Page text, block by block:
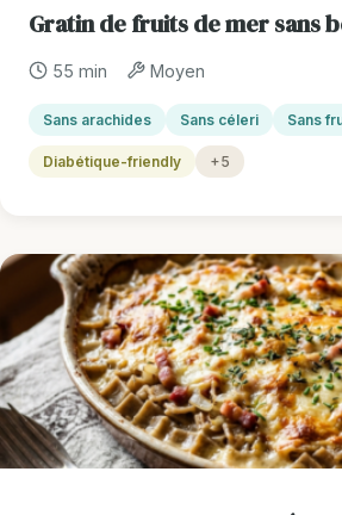
Gratin de fruits de mer sans
55 min Moyen
Sans arachides Sans céleri Sans
Diabétique-friendly +5